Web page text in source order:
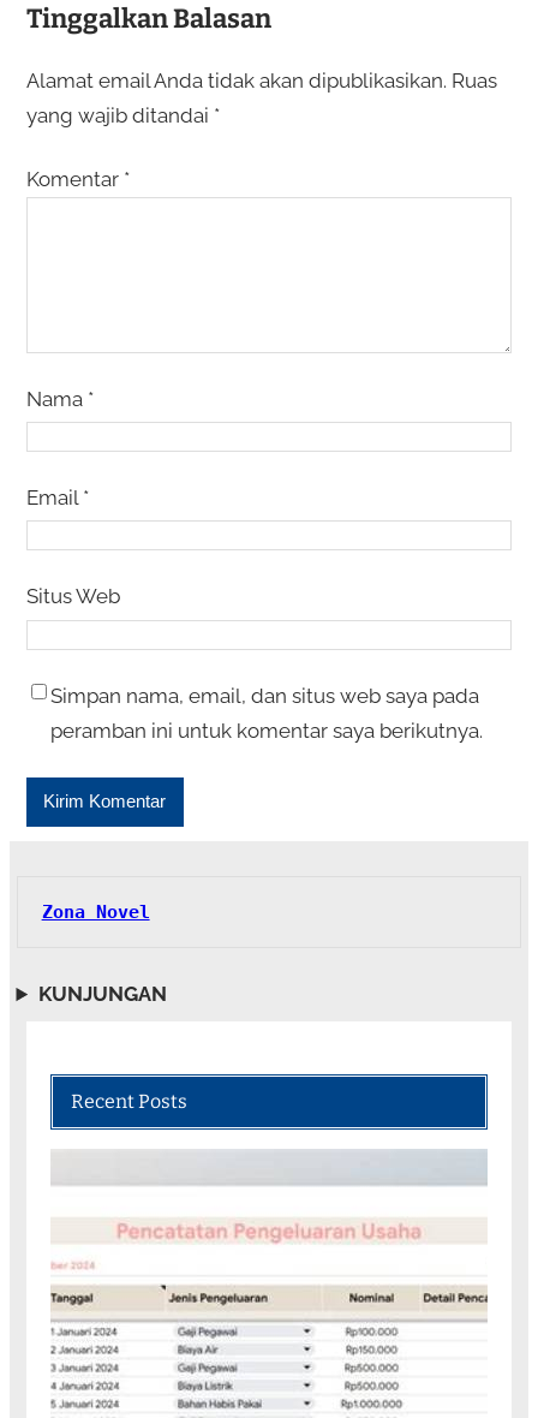
Tinggalkan Balasan
Alamat email Anda tidak akan dipublikasikan. Ruas
yang wajib ditandai *
Komentar *
Nama *
Email *
Situs Web
Simpan nama, email, dan situs web saya pada
peramban ini untuk komentar saya berikutnya.
Zona Novel
KUNJUNGAN
Recent Posts